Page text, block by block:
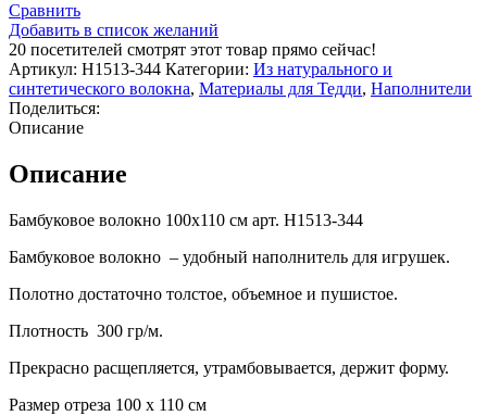
Сравнить
Добавить в список желаний
20 посетителей смотрят этот товар прямо сейчас!
Артикул: Н1513-344 Категории: Из натурального и
синтетического волокна, Материалы для Тедди, Наполнители
Поделиться:
Описание
Описание
Бамбуковое волокно 100х110 см арт. Н1513-344
Бамбуковое волокно – удобный наполнитель для игрушек.
Полотно достаточно толстое, объемное и пушистое.
Плотность 300 гр/м.
Прекрасно расщепляется, утрамбовывается, держит форму.
Размер отреза 100 х 110 см